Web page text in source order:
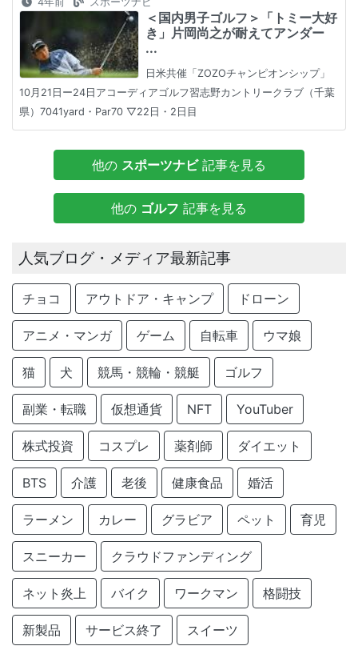
＜国内男子ゴルフ＞「トミー大好
き」片岡尚之が耐えてアンダー
...
日米共催「ZOZOチャンピオンシップ」
10月21日ー24日アコーディアゴルフ習志野カントリークラブ（千葉
県）7041yard・Par70 ▽22日・2日目
他の スポーツナビ記事を見る
他の ゴルフ 記事を見る
人気ブログ・メディア最新記事
チョコ アウトドア・キャンプ ドローン
アニメ・マンガ ゲーム 自転車 ウマ娘
猫 犬 競馬・競輪・競艇 ゴルフ
副業・転職 仮想通貨 NFT YouTuber
株式投資 コスプレ 薬剤師 ダイエット
BTS 介護 老後 健康食品 婚活
ラーメン カレー グラビア ペット 育児
スニーカー クラウドファンディング
ネット炎上 バイク ワークマン 格闘技
新製品 サービス終了 スイーツ